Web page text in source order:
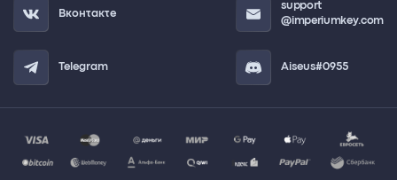
Вконтакте
Telegram
support
@imperiumkey.com
Aiseus#0955